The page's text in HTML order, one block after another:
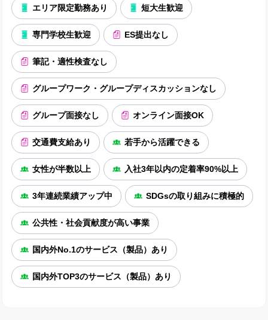
エリア限定勤務あり 短大生歓迎
専門学校生歓迎 ES提出なし
筆記・適性検査なし
グループワーク・グループディスカッションなし
グループ面接なし オンライン面接OK
交通費支給あり 若手から活躍できる
女性が半数以上 入社3年以内の定着率90%以上
3年連続業績アップ中 SDGsの取り組みに積極的
公共性・社会貢献度が高い事業
国内外No.1のサービス（製品）あり
国内外TOP3のサービス（製品）あり